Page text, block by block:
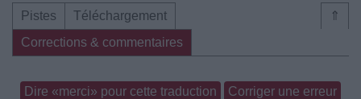
⇑
Pistes
Téléchargement
Corrections & commentaires
Dire «merci» pour cette traduction Corriger une erreur